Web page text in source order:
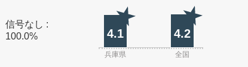
信号なし :
100.0%
4.1 4.2
兵庫県 全国